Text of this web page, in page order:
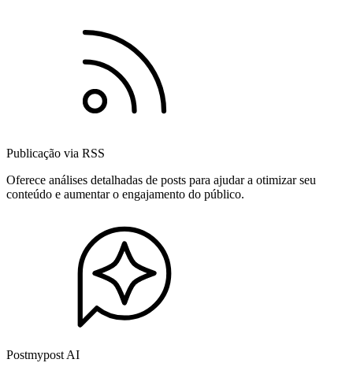
Publicação via RSS
Oferece análises detalhadas de posts para ajudar a otimizar seu
conteúdo e aumentar o engajamento do público.
Postmypost AI